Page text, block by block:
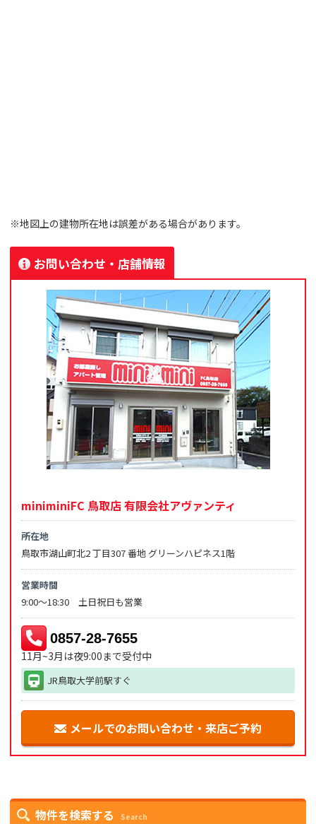
物件を検索する Search
※地図上の建物所在地は誤差がある場合があります。
お問い合わせ・店舗情報
miniminiFC 鳥取店 有限会社アヴァンティ
所在地
鳥取市湖山町北2 丁目307 番地 グリーンハピネス1階
営業時間
9:00～18:30 土日祝日も営業
0857-28-7655
11月~3月は夜9:00まで受付中
JR鳥取大学前駅すぐ
メールでのお問い合わせ・来店ご予約